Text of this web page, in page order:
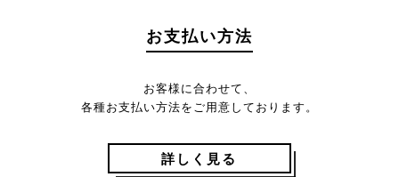
お支払い方法
お客様に合わせて、
各種お支払い方法をご用意しております。
詳しく見る